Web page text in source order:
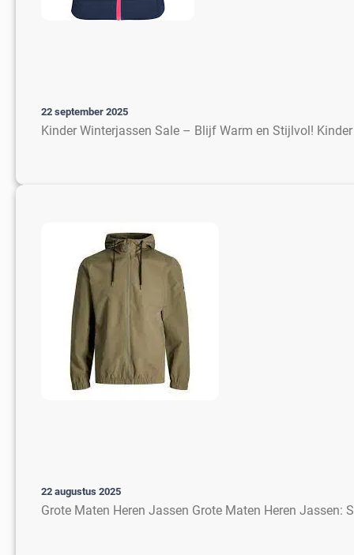
22 september 2025
Kinder Winterjassen Sale – Blijf Warm en Stijlvol!
22 augustus 2025
Grote Maten Heren Jassen Grote Maten Heren